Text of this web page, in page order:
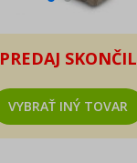
PREDAJ SKONČIL
VYBRAŤ INÝ TOVAR